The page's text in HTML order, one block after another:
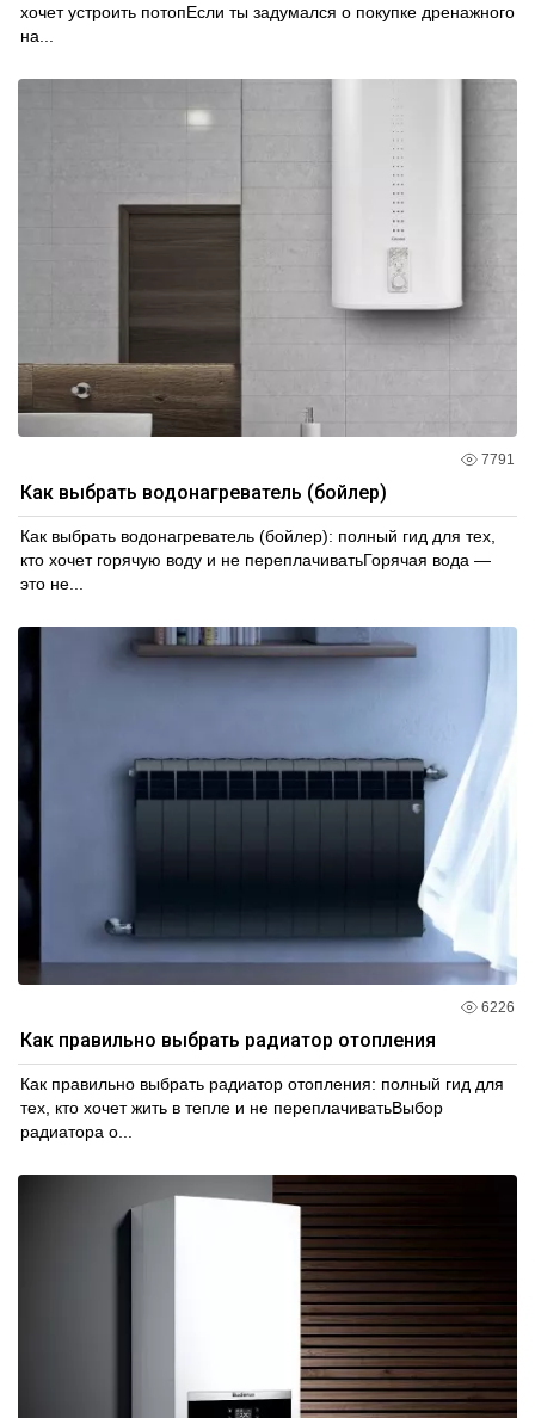
хочет устроить потопЕсли ты задумался о покупке дренажного
на...
7791
Как выбрать водонагреватель (бойлер)
Как выбрать водонагреватель (бойлер): полный гид для тех,
кто хочет горячую воду и не переплачиватьГорячая вода —
это не...
6226
Как правильно выбрать радиатор отопления
Как правильно выбрать радиатор отопления: полный гид для
тех, кто хочет жить в тепле и не переплачиватьВыбор
радиатора о...